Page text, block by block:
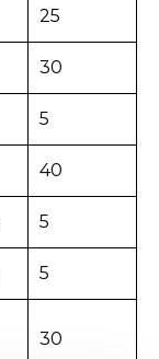
25
30
5
40
5
5
30